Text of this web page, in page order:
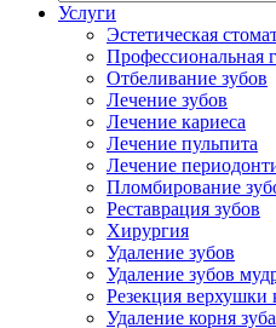
Услуги
Эстетическая
Профессиональная
Отбеливание зубов
Лечение зубов
Лечение кариеса
Лечение пульпита
Лечение
Пломбирование
Реставрация зубов
Хирургия
Удаление зубов
Удаление зубов
Резекция верхушки
Удаление корня зуба